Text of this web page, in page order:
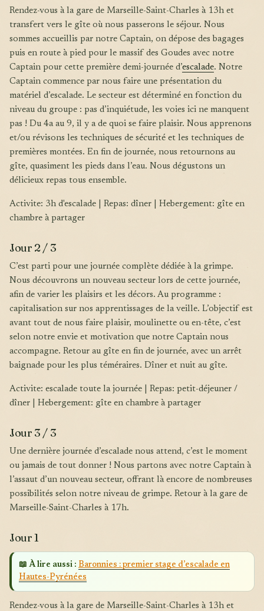
Rendez-vous à la gare de Marseille-Saint-Charles à 13h et
transfert vers le gîte où nous passerons le séjour. Nous
sommes accueillis par notre Captain, on dépose des bagages
puis en route à pied pour le massif des Goudes avec notre
Captain pour cette première demi-journée d’escalade. Notre
Captain commence par nous faire une présentation du
matériel d’escalade. Le secteur est déterminé en fonction du
niveau du groupe : pas d’inquiétude, les voies ici ne manquent
pas ! Du 4a au 9, il y a de quoi se faire plaisir. Nous apprenons
et/ou révisons les techniques de sécurité et les techniques de
premières montées. En fin de journée, nous retournons au
gîte, quasiment les pieds dans l’eau. Nous dégustons un
délicieux repas tous ensemble.
Activite: 3h d'escalade | Repas: dîner | Hebergement: gîte en
chambre à partager
Jour 2 / 3
C’est parti pour une journée complète dédiée à la grimpe.
Nous découvrons un nouveau secteur lors de cette journée,
afin de varier les plaisirs et les décors. Au programme :
capitalisation sur nos apprentissages de la veille. L’objectif est
avant tout de nous faire plaisir, moulinette ou en-tête, c’est
selon notre envie et motivation que notre Captain nous
accompagne. Retour au gîte en fin de journée, avec un arrêt
baignade pour les plus téméraires. Dîner et nuit au gîte.
Activite: escalade toute la journée | Repas: petit-déjeuner /
dîner | Hebergement: gîte en chambre à partager
Jour 3 / 3
Une dernière journée d’escalade nous attend, c’est le moment
ou jamais de tout donner ! Nous partons avec notre Captain à
l’assaut d’un nouveau secteur, offrant là encore de nombreuses
possibilités selon notre niveau de grimpe. Retour à la gare de
Marseille-Saint-Charles à 17h.
Jour 1
📖 À lire aussi : Baronnies : premier stage d’escalade en
Hautes-Pyrénées
Rendez-vous à la gare de Marseille-Saint-Charles à 13h et